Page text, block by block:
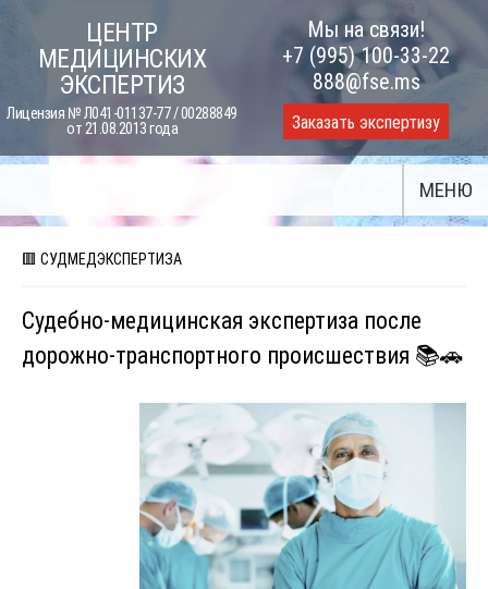
content
ЦЕНТР
МЕДИЦИНСКИХ
ЭКСПЕРТИЗ
Лицензия № Л041-01137-77 / 00288849
от 21.08.2013 года
Мы на связи!
+7 (995) 100-33-22
888@fse.ms
Заказать экспертизу
МЕНЮ
🟥 СУДМЕДЭКСПЕРТИЗА
Судебно-медицинская экспертиза после
дорожно-транспортного происшествия 📚🚗